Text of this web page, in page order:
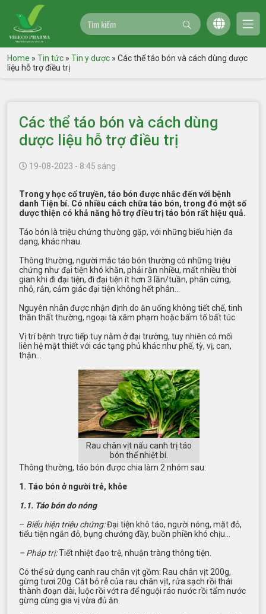
Home » Tin tức » Tin y dược » Các thể táo bón và cách dùng dược
liệu hỗ trợ điều trị
Các thể táo bón và cách dùng
dược liệu hỗ trợ điều trị
19-08-2023 - 8:45 sáng
Trong y học cổ truyền, táo bón được nhắc đến với bệnh
danh Tiện bí. Có nhiều cách chữa táo bón, trong đó một số
dược thiện có khả năng hỗ trợ điều trị táo bón rất hiệu quả.
Táo bón là triệu chứng thường gặp, với những biểu hiện đa
dạng, khác nhau.
Thông thường, người mắc táo bón thường có những triệu
chứng như đại tiện khó khăn, phải rặn nhiều, mất nhiều thời
gian khi đi đại tiện, đi đại tiện ít hơn 3 lần/tuần, phân cứng,
nhỏ, rắn, cảm giác đại tiện không hết phân…
Nguyên nhân được nhận định do ăn uống không tiết chế, tinh
thần thất thường, ngoại tà xâm phạm hoặc bẩm tố bất túc.
Vị trí bệnh trực tiếp tuy nằm ở đại trường, tuy nhiên có mối
liên hệ mật thiết với các tạng phủ khác như phế, tỳ, vị, can,
thận…
Rau chân vịt nấu canh trị táo
bón thể nhiệt bí.
Thông thường, táo bón được chia làm 2 nhóm sau:
1. Táo bón ở người trẻ, khỏe
1.1. Táo bón do nóng
– Biểu hiện triệu chứng:Đại tiện khô táo, người nóng, mặt đỏ,
tiểu tiện ngắn đỏ, bụng chướng đầy, buồn phiền khó chịu…
– Pháp trị:Tiết nhiệt đạo trệ, nhuận tràng thông tiện.
Có thể sử dụng canh rau chân vịt gồm: Rau chân vịt 200g,
gừng tươi 20g. Cắt bỏ rễ của rau chân vịt, rửa sạch rồi thái
thành đoạn dài, luộc rồi vớt ra để nguội ráo nước rồi tẩm nước
gừng cùng gia vị vừa đủ ăn.